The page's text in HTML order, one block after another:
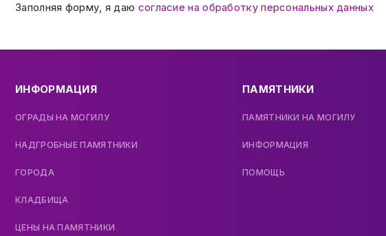
Заполняя форму, я даю согласие на обработку персональных данных
ИНФОРМАЦИЯ
ОГРАДЫ НА МОГИЛУ
НАДГРОБНЫЕ ПАМЯТНИКИ
ГОРОДА
КЛАДБИЩА
ЦЕНЫ НА ПАМЯТНИКИ
ПАМЯТНИКИ
ПАМЯТНИКИ НА МОГИЛУ
ИНФОРМАЦИЯ
ПОМОЩЬ